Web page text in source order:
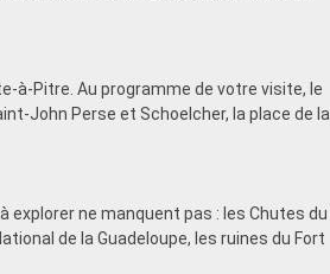
à-Pitre. Au programme de votre visite, le
John Perse et Schoelcher, la place de la
explorer ne manquent pas : les Chutes du
de la Guadeloupe, les ruines du Fort